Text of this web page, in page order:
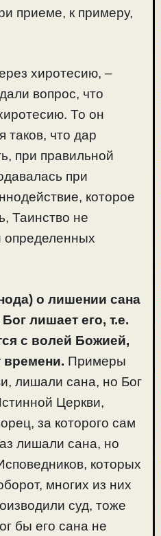
приеме, к примеру,
хиротесию, –
вопрос, что
То он
таков, что дар
при правильной
при
которое
Таинство не
определенных
о лишении сана
лишает его, т.е.
с волей Божией,
времени. Примеры
лишали сана, но Бог
Церкви,
за которого сам
лишали сана, но
которых
многих из них
суд, тоже
бы его сана не